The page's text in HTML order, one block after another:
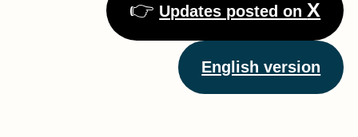
👉 Updates posted on X
English version